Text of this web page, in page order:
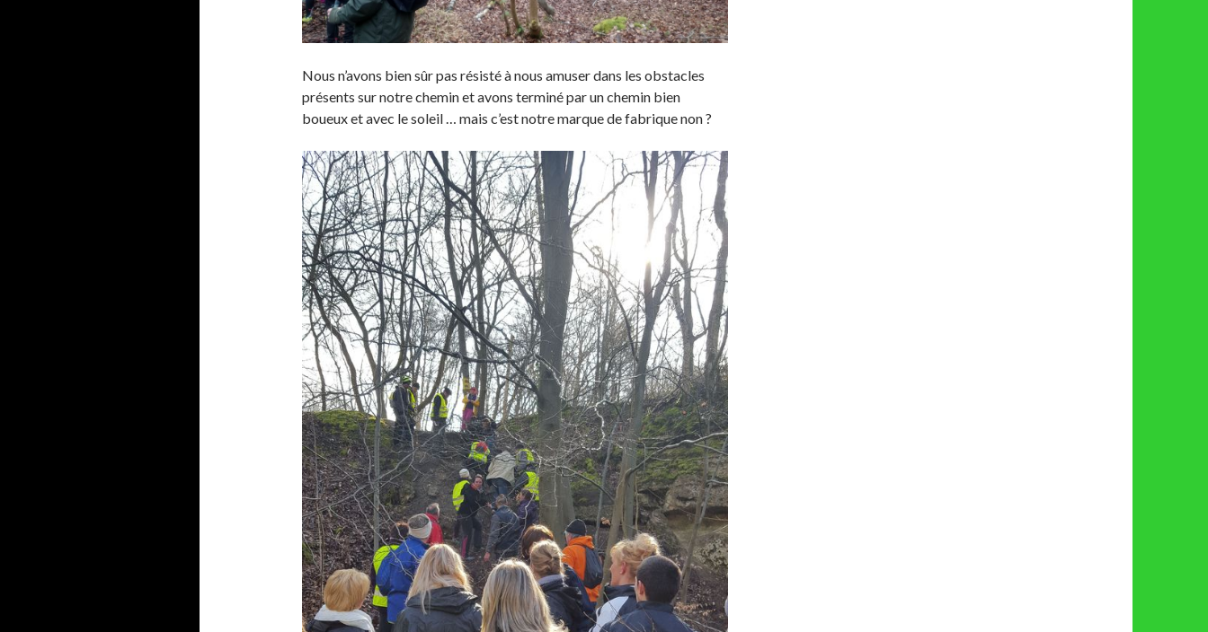
Nous n’avons bien sûr pas résisté à nous amuser dans les obstacles
présents sur notre chemin et avons terminé par un chemin bien
boueux et avec le soleil … mais c’est notre marque de fabrique non ?